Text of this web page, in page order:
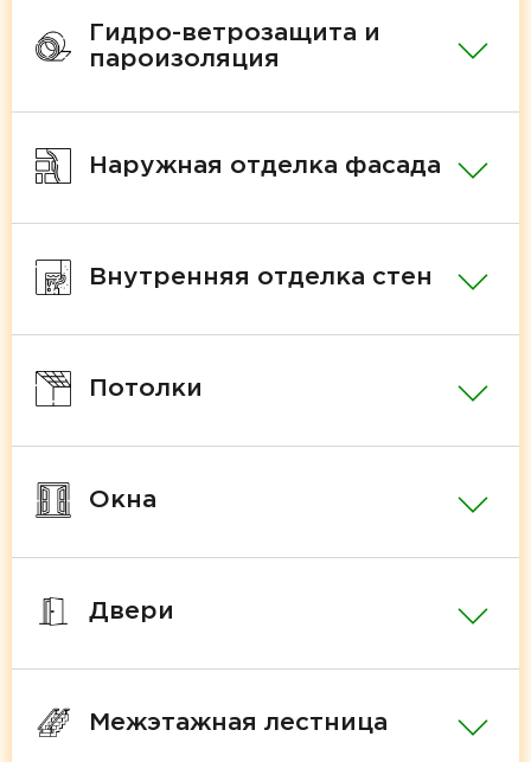
Гидро-ветрозащита и
пароизоляция
Наружная отделка фасада
Внутренняя отделка стен
Потолки
Окна
Двери
Межэтажная лестница